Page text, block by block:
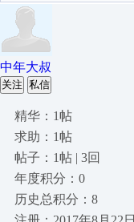
中年大叔
关注 私信
精华：1帖
求助：1帖
帖子：1帖 | 3回
年度积分：0
历史总积分：8